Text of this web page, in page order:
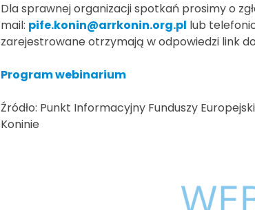
Dla sprawnej organizacji spotkań prosimy o
mail: pife.konin@arrkonin.org.pl lub
zarejestrowane otrzymają w odpowiedzi link
Program webinarium
Źródło: Punkt Informacyjny Funduszy
Koninie